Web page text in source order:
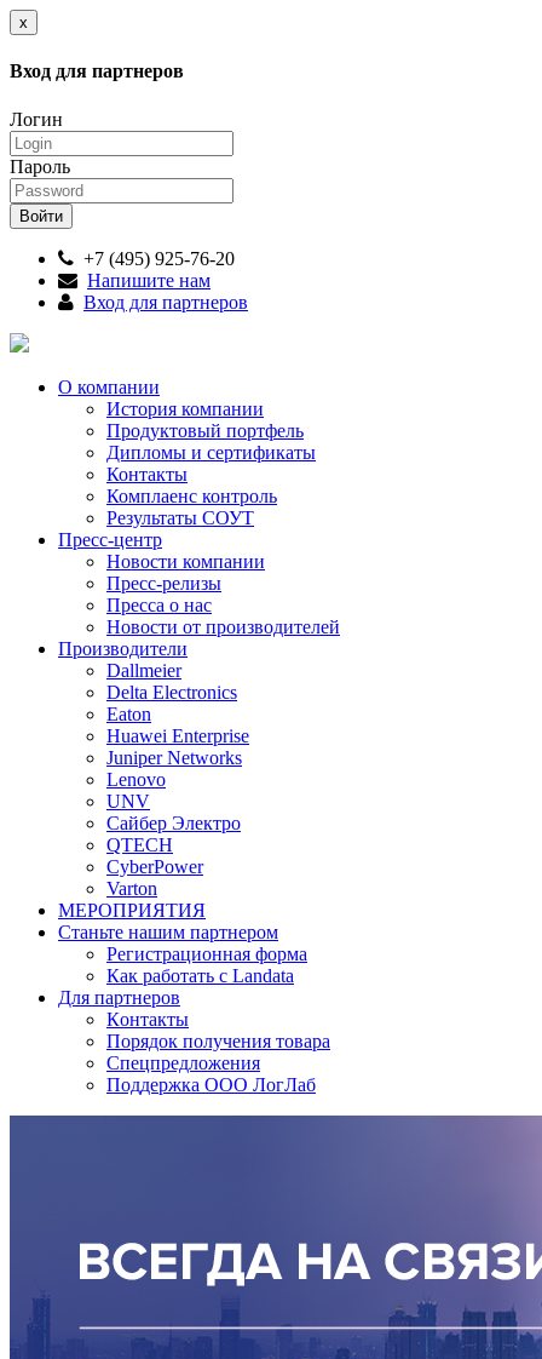
x
Вход для партнеров
Логин
Пароль
+7 (495) 925-76-20
Напишите нам
Вход для партнеров
О компании
История компании
Продуктовый портфель
Дипломы и сертификаты
Контакты
Комплаенс контроль
Результаты СОУТ
Пресс-центр
Новости компании
Пресс-релизы
Пресса о нас
Новости от производителей
Производители
Dallmeier
Delta Electronics
Eaton
Huawei Enterprise
Juniper Networks
Lenovo
UNV
Сайбер Электро
QTECH
CyberPower
Varton
МЕРОПРИЯТИЯ
Станьте нашим партнером
Регистрационная форма
Как работать с Landata
Для партнеров
Кoнтaкты
Порядок получения товара
Спецпредложения
Поддержка ООО ЛогЛаб